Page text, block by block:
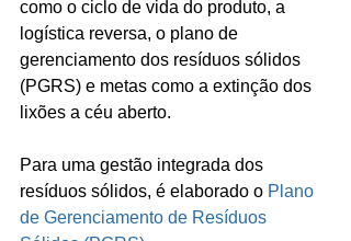
como o ciclo de vida do produto, a
logística reversa, o plano de
gerenciamento dos resíduos sólidos
(PGRS) e metas como a extinção dos
lixões a céu aberto.
Para uma gestão integrada dos
resíduos sólidos, é elaborado o Plano
de Gerenciamento de Resíduos